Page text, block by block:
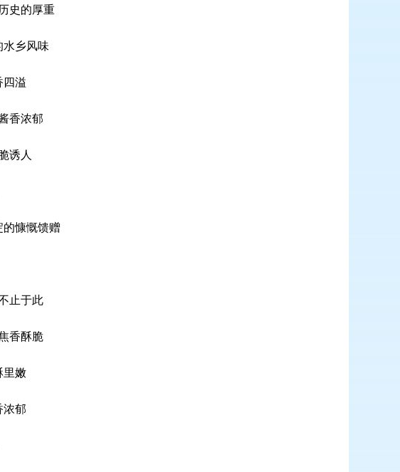
史的厚重
乡风味
溢
香浓郁
诱人
慷慨馈赠
止于此
香酥脆
里嫩
郁